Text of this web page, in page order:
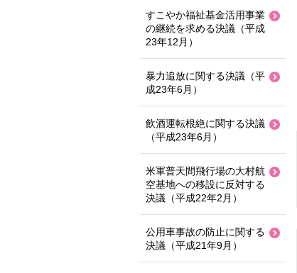
すこやか福祉基金活用事業
の継続を求める決議（平成
23年12月）
暴力追放に関する決議（平
成23年6月）
飲酒運転根絶に関する決議
（平成23年6月）
米軍普天間飛行場の大村航
空基地への移設に反対する
決議（平成22年2月）
公用車事故の防止に関する
決議（平成21年9月）